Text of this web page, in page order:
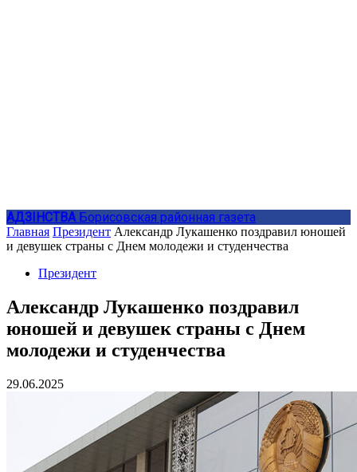
АДЗIНСТВА Борисовская районная газета
Главная Президент Александр Лукашенко поздравил юношей
и девушек страны с Днем молодежи и студенчества
Президент
Александр Лукашенко поздравил
юношей и девушек страны с Днем
молодежи и студенчества
29.06.2025